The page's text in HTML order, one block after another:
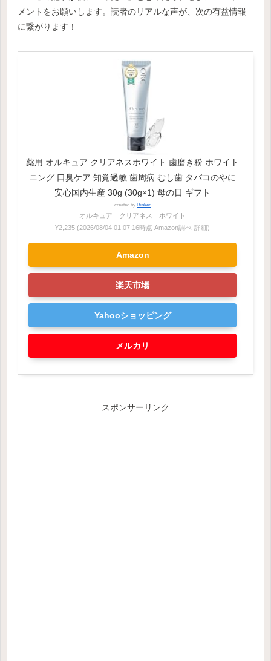
メントをお願いします。読者のリアルな声が、次の有益情報
に繋がります！
薬用 オルキュア クリアネスホワイト 歯磨き粉 ホワイト
ニング 口臭ケア 知覚過敏 歯周病 むし歯 タバコのやに
安心国内生産 30g (30g×1) 母の日 ギフト
created by Rinker
オルキュア クリアネス ホワイト
¥2,235 (2026/08/04 01:07:16時点 Amazon調べ-詳細)
Amazon
楽天市場
Yahooショッピング
メルカリ
スポンサーリンク